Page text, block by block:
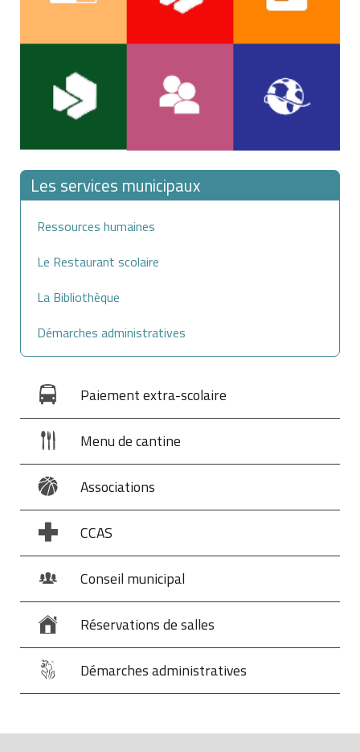
Les services municipaux
Ressources humaines
Le Restaurant scolaire
La Bibliothèque
Démarches administratives
Paiement extra-scolaire
Menu de cantine
Associations
CCAS
Conseil municipal
Réservations de salles
Démarches administratives